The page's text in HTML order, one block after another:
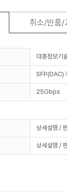
취소/반품/
대흥정보기
SFP(DAC)
25Gbps
상세설명 /
상세설명 /